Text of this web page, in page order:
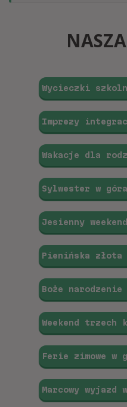
Wycieczki
Imprezy
Wakacje dla
Sylwester w
Jesienny
Pienińska
Boże narodzenie
Weekend trzech
Ferie zimowe w
Marcowy wyjazd